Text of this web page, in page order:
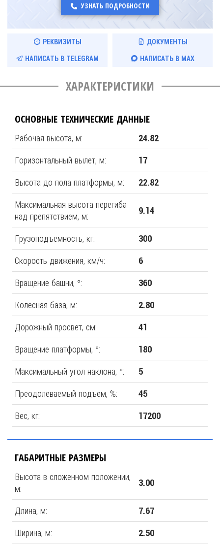
УЗНАТЬ ПОДРОБНОСТИ
РЕКВИЗИТЫ ДОКУМЕНТЫ
НАПИСАТЬ В TELEGRAM НАПИСАТЬ В MAX
ХАРАКТЕРИСТИКИ
ОСНОВНЫЕ ТЕХНИЧЕСКИЕ ДАННЫЕ
Рабочая высота, м: 24.82
Горизонтальный вылет, м: 17
Высота до пола платформы, м: 22.82
Максимальная высота перегиба
над препятствием, м:
9.14
Грузоподъемность, кг: 300
Скорость движения, км/ч: 6
Вращение башни, °: 360
Колесная база, м: 2.80
Дорожный просвет, см: 41
Вращение платформы, °: 180
Максимальный угол наклона, °: 5
Преодолеваемый подъем, %: 45
Вес, кг: 17200
ГАБАРИТНЫЕ РАЗМЕРЫ
Высота в сложенном положении,
м:
3.00
Длина, м: 7.67
Ширина, м: 2.50